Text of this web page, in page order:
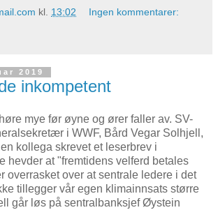
kl. 13:02 Ingen kommentarer:
2019
inkompetent
mye før øyne og ører faller av. SV-
i WWF, Bård Vegar Solhjell,
kollega skrevet et leserbrev i
hevder at "fremtidens velferd betales
overrasket over at sentrale ledere i det
tillegger vår egen klimainnsats større
går løs på sentralbanksjef Øystein